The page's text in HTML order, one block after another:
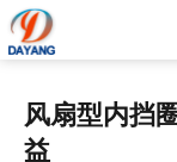
风扇型内挡
益